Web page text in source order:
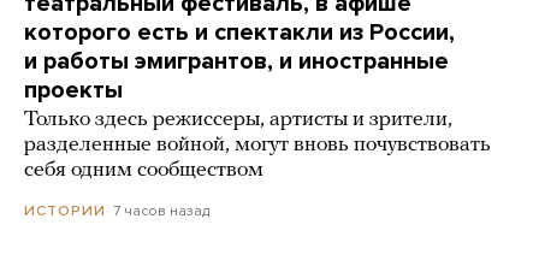
которого есть и спектакли из России,
и работы эмигрантов, и иностранные
проекты
Только здесь режиссеры, артисты и зрители,
разделенные войной, могут вновь почувствовать
себя одним сообществом
ИСТОРИИ 7 часов назад